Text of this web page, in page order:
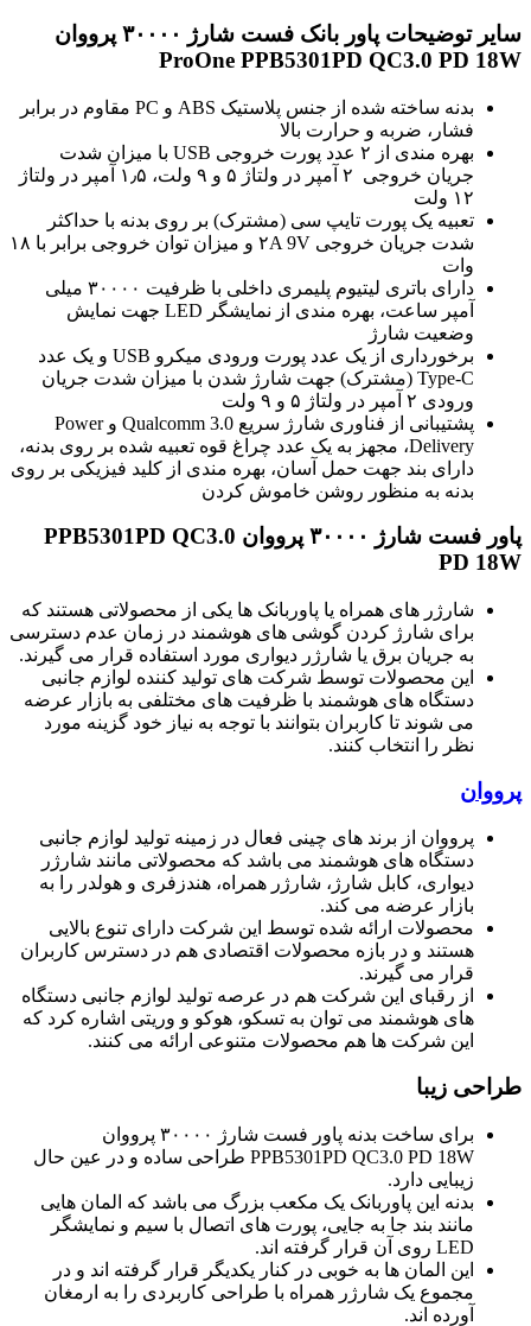
سایر توضیحات پاور بانک فست شارژ ۳۰۰۰۰ پرووان
ProOne PPB5301PD QC3.0 PD 18W
بدنه ساخته شده از جنس پلاستیک ABS و PC مقاوم در برابر
فشار، ضربه و حرارت بالا
بهره مندی از ۲ عدد پورت خروجی USB با میزان شدت
جریان خروجی ۲ آمپر در ولتاژ ۵ و ۹ ولت، ۱٫۵ آمپر در ولتاژ
۱۲ ولت
تعبیه یک پورت تایپ سی (مشترک) بر روی بدنه با حداکثر
شدت جریان خروجی ۲A 9V و میزان توان خروجی برابر با ۱۸
وات
دارای باتری لیتیوم پلیمری داخلی با ظرفیت ۳۰۰۰۰ میلی
آمپر ساعت، بهره مندی از نمایشگر LED جهت نمایش
وضعیت شارژ
برخورداری از یک عدد پورت ورودی میکرو USB و یک عدد
Type-C (مشترک) جهت شارژ شدن با میزان شدت جریان
ورودی ۲ آمپر در ولتاژ ۵ و ۹ ولت
پشتیبانی از فناوری شارژ سریع Qualcomm 3.0 و Power
Delivery، مجهز به یک عدد چراغ قوه تعبیه شده بر روی بدنه،
دارای بند جهت حمل آسان، بهره مندی از کلید فیزیکی بر روی
بدنه به منظور روشن خاموش کردن
پاور فست شارژ ۳۰۰۰۰ پرووان PPB5301PD QC3.0
PD 18W
شارژر های همراه یا پاوربانک ها یکی از محصولاتی هستند که
برای شارژ کردن گوشی های هوشمند در زمان عدم دسترسی
به جریان برق یا شارژر دیواری مورد استفاده قرار می گیرند.
این محصولات توسط شرکت های تولید کننده لوازم جانبی
دستگاه های هوشمند با ظرفیت های مختلفی به بازار عرضه
می شوند تا کاربران بتوانند با توجه به نیاز خود گزینه مورد
نظر را انتخاب کنند.
پرووان
پرووان از برند های چینی فعال در زمینه تولید لوازم جانبی
دستگاه های هوشمند می باشد که محصولاتی مانند شارژر
دیواری، کابل شارژ، شارژر همراه، هندزفری و هولدر را به
بازار عرضه می کند.
محصولات ارائه شده توسط این شرکت دارای تنوع بالایی
هستند و در بازه محصولات اقتصادی هم در دسترس کاربران
قرار می گیرند.
از رقبای این شرکت هم در عرصه تولید لوازم جانبی دستگاه
های هوشمند می توان به تسکو، هوکو و وریتی اشاره کرد که
این شرکت ها هم محصولات متنوعی ارائه می کنند.
طراحی زیبا
برای ساخت بدنه پاور فست شارژ ۳۰۰۰۰ پرووان
PPB5301PD QC3.0 PD 18W طراحی ساده و در عین حال
زیبایی دارد.
بدنه این پاوربانک یک مکعب بزرگ می باشد که المان هایی
مانند بند جا به جایی، پورت های اتصال با سیم و نمایشگر
LED روی آن قرار گرفته اند.
این المان ها به خوبی در کنار یکدیگر قرار گرفته اند و در
مجموع یک شارژر همراه با طراحی کاربردی را به ارمغان
آورده اند.